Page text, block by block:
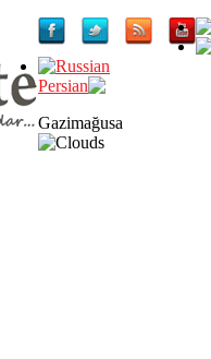
Gazimağusa